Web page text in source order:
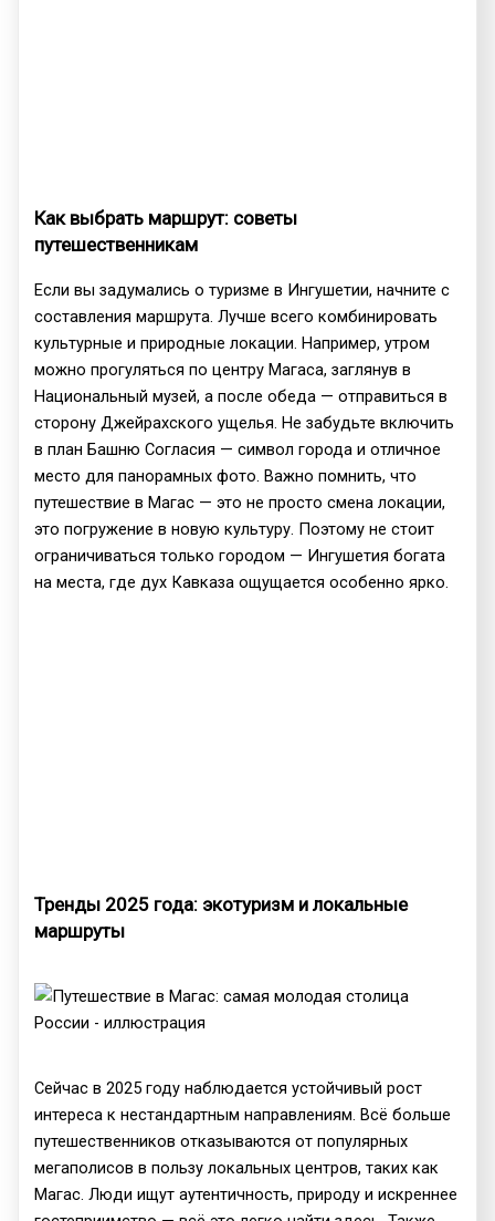
Как выбрать маршрут: советы
путешественникам
Если вы задумались о туризме в Ингушетии, начните с
составления маршрута. Лучше всего комбинировать
культурные и природные локации. Например, утром
можно прогуляться по центру Магаса, заглянув в
Национальный музей, а после обеда — отправиться в
сторону Джейрахского ущелья. Не забудьте включить
в план Башню Согласия — символ города и отличное
место для панорамных фото. Важно помнить, что
путешествие в Магас — это не просто смена локации,
это погружение в новую культуру. Поэтому не стоит
ограничиваться только городом — Ингушетия богата
на места, где дух Кавказа ощущается особенно ярко.
Тренды 2025 года: экотуризм и локальные
маршруты
Сейчас в 2025 году наблюдается устойчивый рост
интереса к нестандартным направлениям. Всё больше
путешественников отказываются от популярных
мегаполисов в пользу локальных центров, таких как
Магас. Люди ищут аутентичность, природу и искреннее